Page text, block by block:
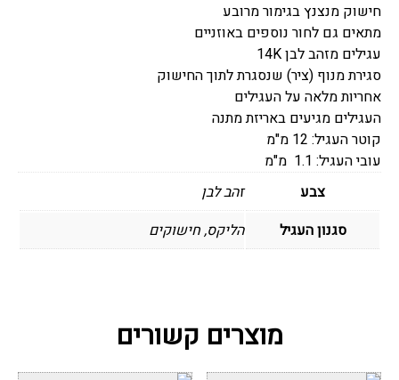
מרובע
מנצנץ
12
מ"מ
חישוק מנצנץ בגימור מרובע
מתאים גם לחור נוספים באוזניים
עגילים מזהב לבן 14K
סגירת מנוף (ציר) שנסגרת לתוך החישוק
אחריות מלאה על העגילים
העגילים מגיעים באריזת מתנה
קוטר העגיל: 12 מ"מ
עובי העגיל: 1.1 מ"מ
צבע
זהב לבן
סגנון העגיל
הליקס, חישוקים
מוצרים קשורים